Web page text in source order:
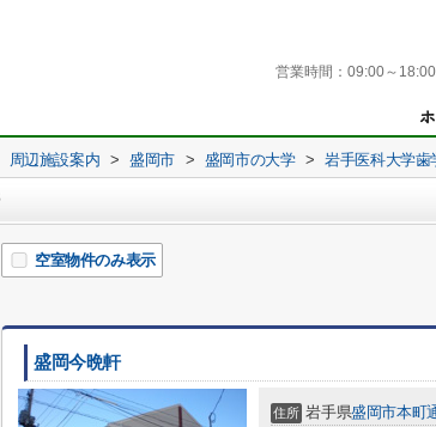
営業時間： 09:00～
周辺施設案内 > 盛岡市 > 盛岡市の大学 > 岩手医科大学歯
空室物件のみ表示
盛岡今晩軒
住所 岩手県盛岡市本町